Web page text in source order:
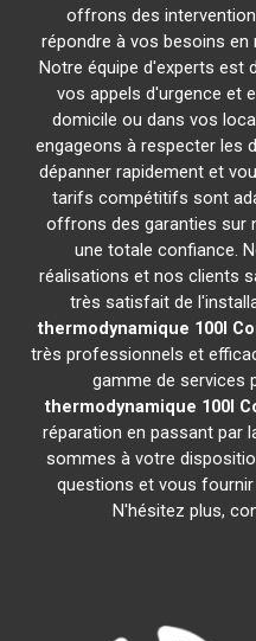
offrons des
répondre à vos besoins
Notre équipe d'experts est
vos appels d'urgence et
domicile ou dans vos
engageons à respecter les
dépanner rapidement et
tarifs compétitifs sont
offrons des garanties sur
une totale confiance.
réalisations et nos clients
très satisfait de
thermodynamique 100l
très professionnels et
gamme de services
thermodynamique 100l
réparation en passant par
sommes à votre
questions et vous
N'hésitez plus,